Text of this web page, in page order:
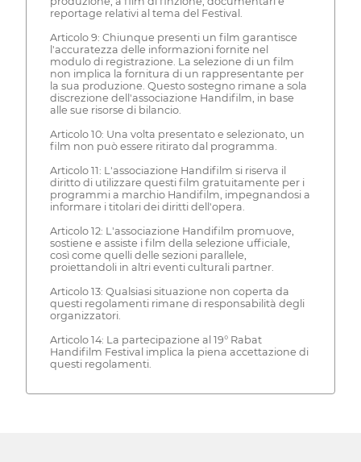
reportage relativi al tema del Festival.
Articolo 9: Chiunque presenti un film garantisce
l'accuratezza delle informazioni fornite nel
modulo di registrazione. La selezione di un film
non implica la fornitura di un rappresentante per
la sua produzione. Questo sostegno rimane a sola
discrezione dell'associazione Handifilm, in base
alle sue risorse di bilancio.
Articolo 10: Una volta presentato e selezionato, un
film non può essere ritirato dal programma.
Articolo 11: L'associazione Handifilm si riserva il
diritto di utilizzare questi film gratuitamente per i
programmi a marchio Handifilm, impegnandosi a
informare i titolari dei diritti dell'opera.
Articolo 12: L'associazione Handifilm promuove,
sostiene e assiste i film della selezione ufficiale,
così come quelli delle sezioni parallele,
proiettandoli in altri eventi culturali partner.
Articolo 13: Qualsiasi situazione non coperta da
questi regolamenti rimane di responsabilità degli
organizzatori.
Articolo 14: La partecipazione al 19° Rabat
Handifilm Festival implica la piena accettazione di
questi regolamenti.